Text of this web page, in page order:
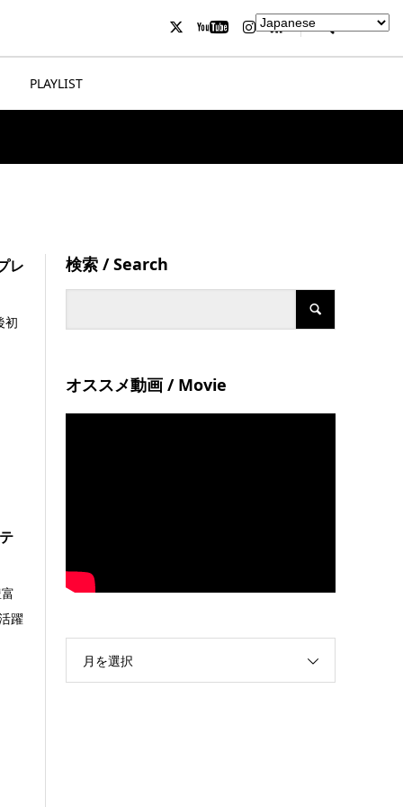
PLAYLIST
レ
初
躍
検索 / Search
オススメ動画 / Movie
月を選択